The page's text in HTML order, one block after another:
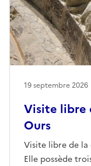
Visite libre
Ours
Visite libre de la
Elle possède
19 septembre 2026